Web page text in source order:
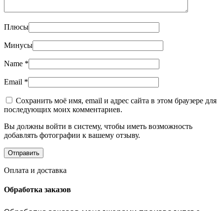
Плюсы
Минусы
Name *
Email *
Сохранить моё имя, email и адрес сайта в этом браузере для
последующих моих комментариев.
Вы должны войти в систему, чтобы иметь возможность
добавлять фотографии к вашему отзыву.
Оплата и доставка
Обработка заказов